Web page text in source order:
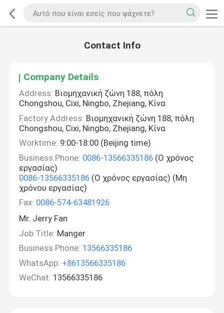
Contact Info
Company Details
Address: Βιομηχανική ζώνη 188, πόλη
Chongshou, Cixi, Ningbo, Zhejiang, Κίνα
Factory Address: Βιομηχανική ζώνη 188, πόλη
Chongshou, Cixi, Ningbo, Zhejiang, Κίνα
Worktime: 9:00-18:00 (Beijing time)
Business Phone: 0086-13566335186 (Ο χρόνος
εργασίας)
0086-13566335186 (Ο χρόνος εργασίας) (Μη
χρόνου εργασίας)
Fax: 0086-574-63481926
Mr. Jerry Fan
Job Title: Manger
Business Phone: 13566335186
WhatsApp: +8613566335186
WeChat: 13566335186